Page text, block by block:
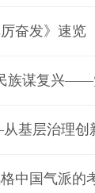
奋发》速览
基层治理创
中国气派的